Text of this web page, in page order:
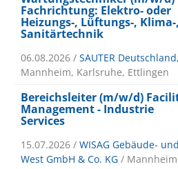
Fachrichtung: Elektro- oder
Heizungs-, Lüftungs-, Klima-,
Sanitärtechnik
06.08.2026 / SAUTER
Mannheim, Karlsruhe, Ettlingen
Bereichsleiter (m/w/d)
Management - Industrie
Services
15.07.2026 / WISAG Gebäude-
West GmbH & Co. KG / Mannheim